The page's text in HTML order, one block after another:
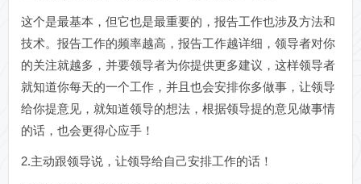
这个是最基本，但它也是最重要的，报告工作也涉及方法和
技术。报告工作的频率越高，报告工作越详细，领导者对你
的关注就越多，并要领导者为你提供更多建议，这样领导者
就知道你每天的一个工作，并且也会安排你多做事，让领导
给你提意见，就知道领导的想法，根据领导提的意见做事情
的话，也会更得心应手！
2.主动跟领导说，让领导给自己安排工作的话！